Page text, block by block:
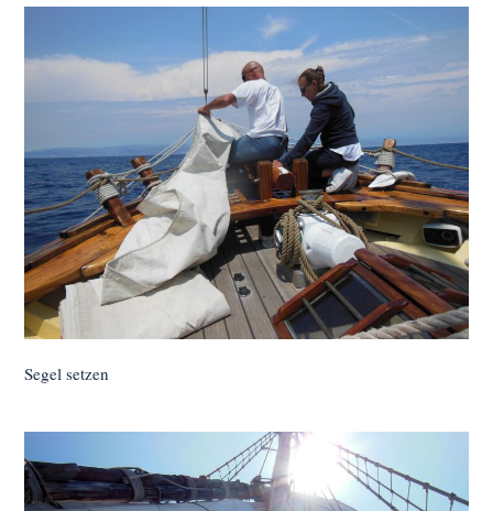
Segel setzen